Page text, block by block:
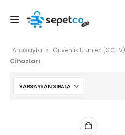
Anasayfa » Güvenlik Ürünleri (CCTV)
Cihazları